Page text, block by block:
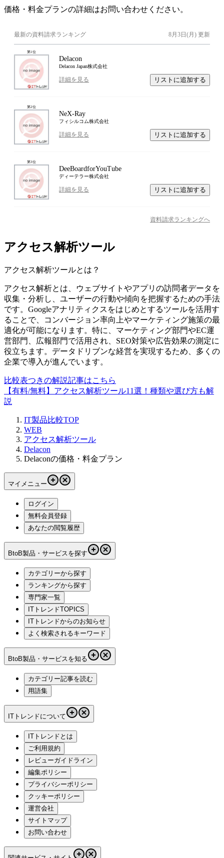
価格・料金プランの詳細はお問い合わせください。
最新の資料請求ランキング 8月3日(月) 更新
第1位
Delacon
Delacon Japan株式会社
詳細を見る リストに追加する
第2位
NeX-Ray
フィシルコム株式会社
詳細を見る リストに追加する
第3位
DeeBoardforYouTube
ディーテラー株式会社
詳細を見る リストに追加する
資料請求ランキングへ
アクセス解析ツール
アクセス解析ツールとは？
アクセス解析とは、ウェブサイトやアプリの訪問者データを
収集・分析し、ユーザーの行動や傾向を把握するための手法
です。Googleアナリティクスをはじめとするツールを活用す
ることで、コンバージョン率向上やマーケティング施策の最
適化が可能になります。特に、マーケティング部門やEC運
営部門、広報部門で活用され、SEO対策や広告効果の測定に
役立ちます。データドリブンな経営を実現するため、多くの
企業で導入が進んでいます。
比較表つきの解説記事はこちら
【有料/無料】アクセス解析ツール11選！種類や選び方も解
説
IT製品比較TOP
WEB
アクセス解析ツール
Delacon
Delaconの価格・料金プラン
マイメニュー
ログイン
無料会員登録
あなたの閲覧履歴
BtoB製品・サービスを探す
カテゴリーから探す
ランキングから探す
専門家一覧
ITトレンドTOPICS
ITトレンドからのお知らせ
よく検索されるキーワード
BtoB製品・サービスを知る
カテゴリー記事を読む
用語集
ITトレンドについて
ITトレンドとは
ご利用規約
レビューガイドライン
編集ポリシー
プライバシーポリシー
クッキーポリシー
運営会社
サイトマップ
お問い合わせ